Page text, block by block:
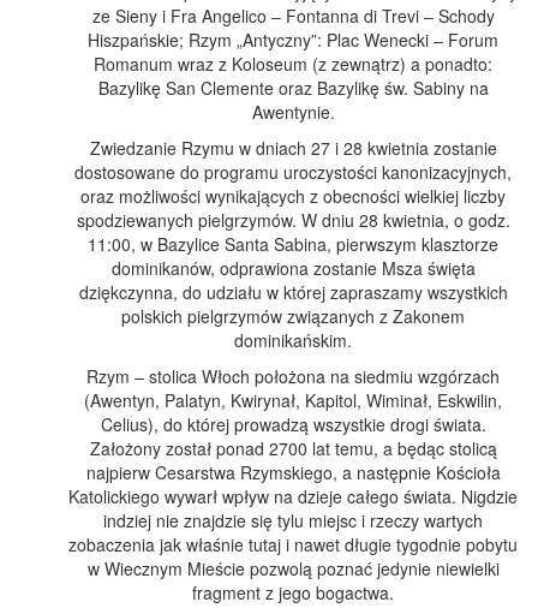
ze Sieny i Fra Angelico – Fontanna di Trevi – Schody
Hiszpańskie; Rzym „Antyczny”: Plac Wenecki – Forum
Romanum wraz z Koloseum (z zewnątrz) a ponadto:
Bazylikę San Clemente oraz Bazylikę św. Sabiny na
Awentynie.
Zwiedzanie Rzymu w dniach 27 i 28 kwietnia zostanie
dostosowane do programu uroczystości kanonizacyjnych,
oraz możliwości wynikających z obecności wielkiej liczby
spodziewanych pielgrzymów. W dniu 28 kwietnia, o godz.
11:00, w Bazylice Santa Sabina, pierwszym klasztorze
dominikanów, odprawiona zostanie Msza święta
dziękczynna, do udziału w której zapraszamy wszystkich
polskich pielgrzymów związanych z Zakonem
dominikańskim.
Rzym – stolica Włoch położona na siedmiu wzgórzach
(Awentyn, Palatyn, Kwirynał, Kapitol, Wiminał, Eskwilin,
Celius), do której prowadzą wszystkie drogi świata.
Założony został ponad 2700 lat temu, a będąc stolicą
najpierw Cesarstwa Rzymskiego, a następnie Kościoła
Katolickiego wywarł wpływ na dzieje całego świata. Nigdzie
indziej nie znajdzie się tylu miejsc i rzeczy wartych
zobaczenia jak właśnie tutaj i nawet długie tygodnie pobytu
w Wiecznym Mieście pozwolą poznać jedynie niewielki
fragment z jego bogactwa.